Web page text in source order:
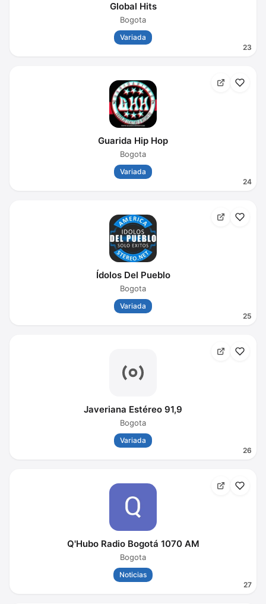
23
Global Hits
Bogota
Variada
24
Guarida Hip Hop
Bogota
Variada
25
Ídolos Del Pueblo
Bogota
Variada
26
Javeriana Estéreo 91,9
Bogota
Variada
27
Q'Hubo Radio Bogotá 1070 AM
Bogota
Noticias